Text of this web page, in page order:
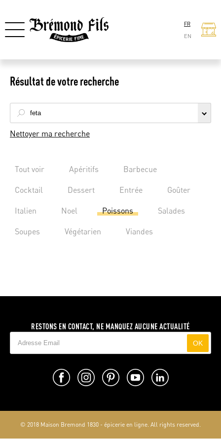
FR
EN
Résultat de votre recherche
Nettoyer ma recherche
Tout voir Apéritifs Barbecue
Cocktail Dessert Entrée Goûter
Italien Noel Poissons Salades
Soupes Végétarien Viandes
RESTONS EN CONTACT, NE MANQUEZ AUCUNE ACTUALITÉ
OK
© 2018 Maison Bremond 1830 - épicerie en ligne. All rights reserved.